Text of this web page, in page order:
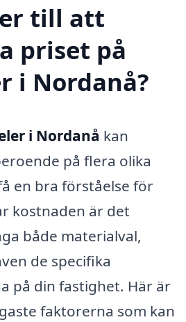
till att
priset på
i Nordanå?
i Nordanå kan
på flera olika
en bra förståelse för
kostnaden är det
både materialval,
de specifika
på din fastighet. Här är
faktorerna som kan